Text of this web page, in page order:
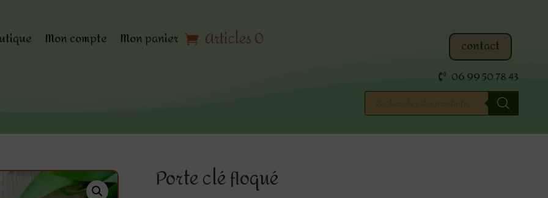
Mon compte Mon panier Articles 0 contact
06 99 50 78 43
Recherche
produits
Porte clé floqué